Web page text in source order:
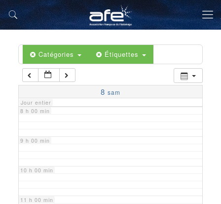
Catégories Étiquettes
8 sam
Jour entier
5 h 00 min
6 h 00 min
7 h 00 min
8 h 00 min
9 h 00 min
10 h 00 min
11 h 00 min